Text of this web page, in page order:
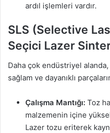
ardıl işlemleri vardır.
SLS (Selective
Seçici Lazer
Daha çok endüstriyel
sağlam ve dayanıklı
Çalışma Mantığı: Toz
malzemenin içine
Lazer tozu eriterek